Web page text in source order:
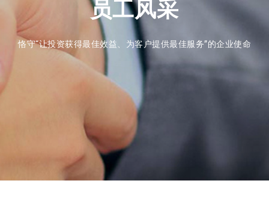
员工风采
恪守“让投资获得最佳效益、为客户提供最佳服务”的企业使命